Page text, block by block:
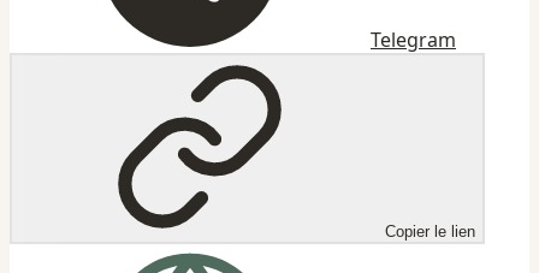
Telegram
Copier le lien